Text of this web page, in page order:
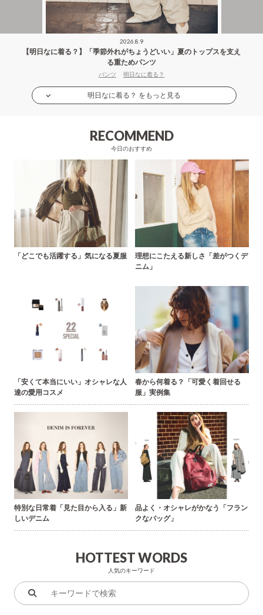
2026.8.9
【明日なに着る？】「季節外れがちょうどいい」夏のトップスを支え
る重ためパンツ
パンツ 明日なに着る？
明日なに着る？ をもっと見る
RECOMMEND
今日のおすすめ
「どこでも活躍する」気になる夏服
理想にこたえる新しさ「差がつくデ
ニム」
「安くて本当にいい」オシャレな人
達の愛用コスメ
春から何着る？「可愛く着回せる
服」実例集
特別な日常着「見た目から入る」新
しいデニム
品よく・オシャレがかなう「フラン
クなバッグ」
HOTTEST WORDS
人気のキーワード
キ